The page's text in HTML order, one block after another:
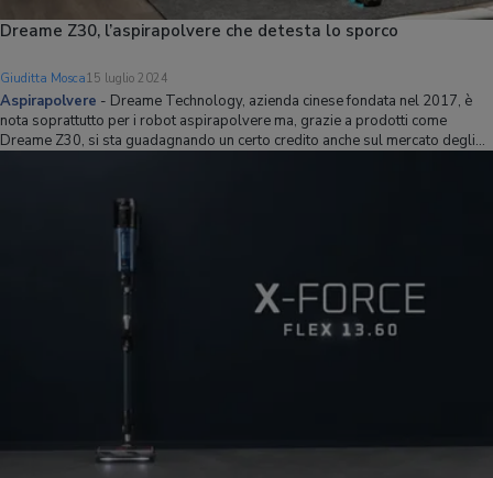
Dreame Z30, l’aspirapolvere che detesta lo sporco
Giuditta Mosca15 luglio 2024
Aspirapolvere - Dreame Technology, azienda cinese fondata nel 2017, è
nota soprattutto per i robot aspirapolvere ma, grazie a prodotti come
Dreame Z30, si sta guadagnando un certo credito anche sul mercato degli